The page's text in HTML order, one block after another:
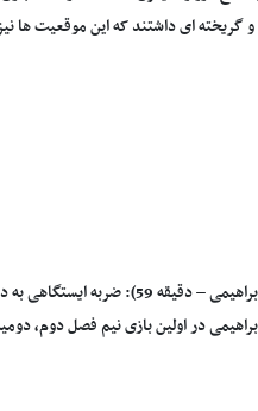
ای داشتند که این موقعیت ها نیز تبدیل به گل نشد
1-0(امید ابراهیمی –
در اولین بازی نیم فصل دوم،